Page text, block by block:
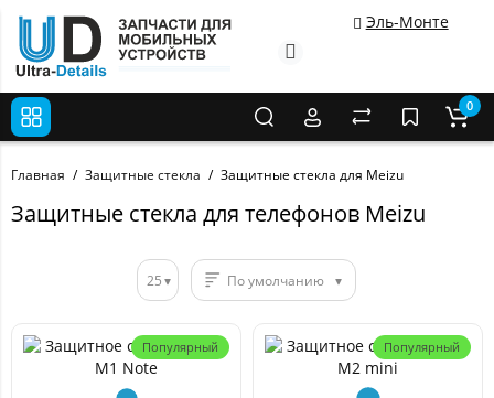
Эль-Монте
0
Главная Защитные стекла Защитные стекла для Meizu
Защитные стекла для телефонов Meizu
25 По умолчанию
Популярный Популярный